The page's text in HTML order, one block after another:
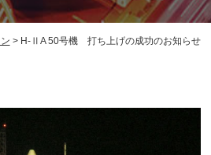
> H-ⅡA 50号機 打ち上げの成功のお知らせ